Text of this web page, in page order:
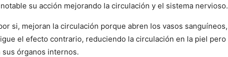
su acción mejorando la circulación y el sistema nervioso.
si, mejoran la circulación porque abren los vasos sanguíneos,
el efecto contrario, reduciendo la circulación en la piel pero
órganos internos.